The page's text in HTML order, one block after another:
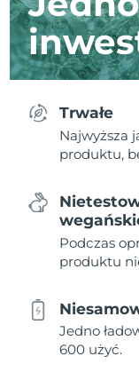
Trwałe
Najwyższa
produktu,
Podczas
produktu
Jedno
600 użyć.